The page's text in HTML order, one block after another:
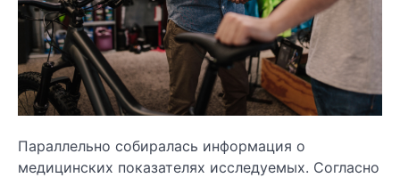
Параллельно собиралась информация о
медицинских показателях исследуемых. Согласно